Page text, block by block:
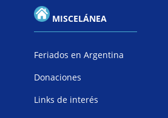
MISCELÁNEA
Feriados en Argentina
Donaciones
Links de interés